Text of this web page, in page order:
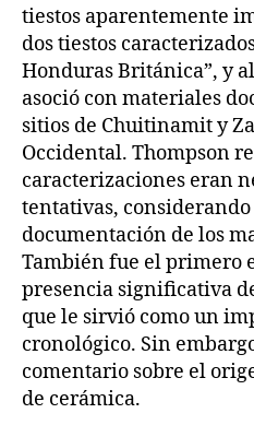
tiestos aparentemente
dos tiestos
Honduras Británica”, y
asoció con materiales
sitios de Chuitinamit y
Occidental. Thompson
caracterizaciones eran
tentativas,
documentación de los
También fue el primero
presencia significativa
que le sirvió como un
cronológico. Sin
comentario sobre el
de cerámica.